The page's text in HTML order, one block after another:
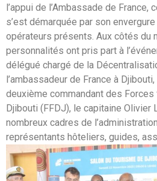
l’appui de l’Ambassade de France,
s’est démarquée par son
opérateurs présents. Aux côtés du
personnalités ont pris part à
délégué chargé de la
l’ambassadeur de France à
deuxième commandant des
Djibouti (FFDJ), le capitaine Olivier
nombreux cadres de
représentants hôteliers, guides,